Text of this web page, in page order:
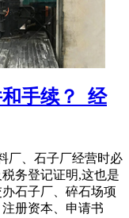
手续？_经
厂、石子厂经营时必
务登记证明,这也是
石子厂、碎石场项
册资本、申请书